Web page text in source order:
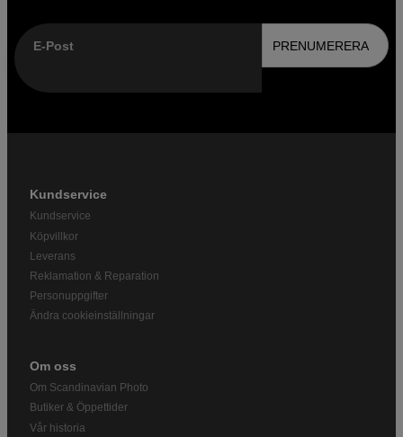
E-Post PRENUMERERA
Kundservice
Kundservice
Köpvillkor
Leverans
Reklamation & Reparation
Personuppgifter
Ändra cookieinställningar
Om oss
Om Scandinavian Photo
Butiker & Öppettider
Vår historia